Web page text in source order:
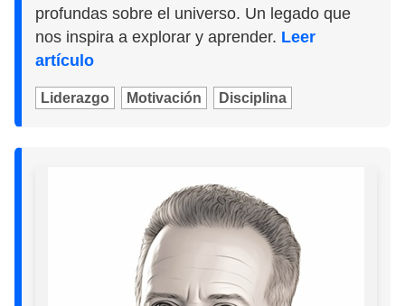
profundas sobre el universo. Un legado que
nos inspira a explorar y aprender. Leer
artículo
Liderazgo Motivación Disciplina